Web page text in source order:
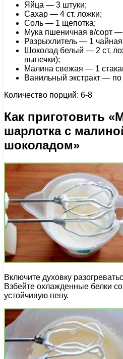
Яйца — 3 штуки;
Сахар — 4 ст. ложки;
Соль — 1 щепотка;
Мука пшеничная в/сорт
Разрыхлитель — 1
Шоколад белый — 2 ст.
выпечки);
Малина свежая — 1
Ванильный экстракт — по
Количество порций: 6-8
Как приготовить
шарлотка с
шоколадом»
Включите духовку
Взбейте охлажденные белки
устойчивую пену.